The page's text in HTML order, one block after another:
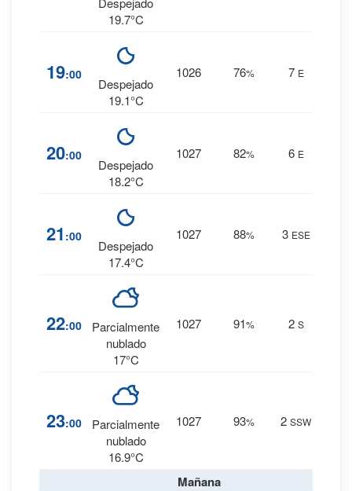
19.7°C
19:00
Despejado
19.1°C
1026 76% 7 E
20:00
Despejado
18.2°C
1027 82% 6 E
21 :00
Despejado
17.4°C
1027 88% 3 ESE
22:00
Parcialmente
nublado
17°C
1027 91% 2 S
23:00
Parcialmente
nublado
16.9°C
1027 93% 2 SSW
Mañana